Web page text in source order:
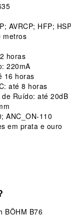
AVRCP; HFP;
metros
horas
220mA
16 horas
até 8 horas
Ruído: até 20dB
ANC_ON-110
em prata e ouro
BÖHM B76